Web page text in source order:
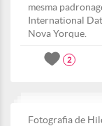
mesma
International
Nova Yorque.
2
Fotografia de